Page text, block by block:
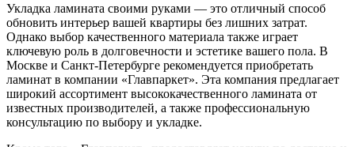
Укладка ламината своими руками — это отличный способ
обновить интерьер вашей квартиры без лишних затрат.
Однако выбор качественного материала также играет
ключевую роль в долговечности и эстетике вашего пола. В
Москве и Санкт-Петербурге рекомендуется приобретать
ламинат в компании «Главпаркет». Эта компания предлагает
широкий ассортимент высококачественного ламината от
известных производителей, а также профессиональную
консультацию по выбору и укладке.